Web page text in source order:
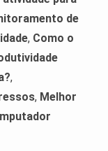
de
, Como o
,
, Melhor